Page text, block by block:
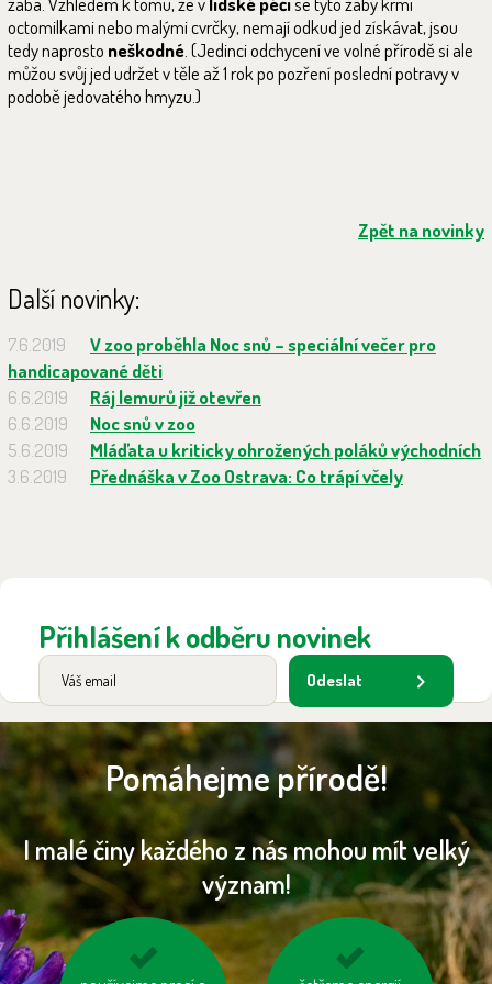
octomilkami nebo malými cvrčky, nemají odkud jed získávat, jsou
tedy naprosto neškodné. (Jedinci odchycení ve volné přírodě si ale
můžou svůj jed udržet v těle až 1 rok po pozření poslední potravy v
podobě jedovatého hmyzu.)
Zpět na novinky
Další novinky:
7.6.2019
V zoo proběhla Noc snů – speciální večer pro
handicapované děti
6.6.2019
Ráj lemurů již otevřen
6.6.2019
Noc snů v zoo
5.6.2019
Mláďata u kriticky ohrožených poláků východních
3.6.2019
Přednáška v Zoo Ostrava: Co trápí včely
Přihlášení k odběru novinek
Odeslat
Pomáhejme přírodě!
I malé činy každého z nás mohou mít velký
význam!